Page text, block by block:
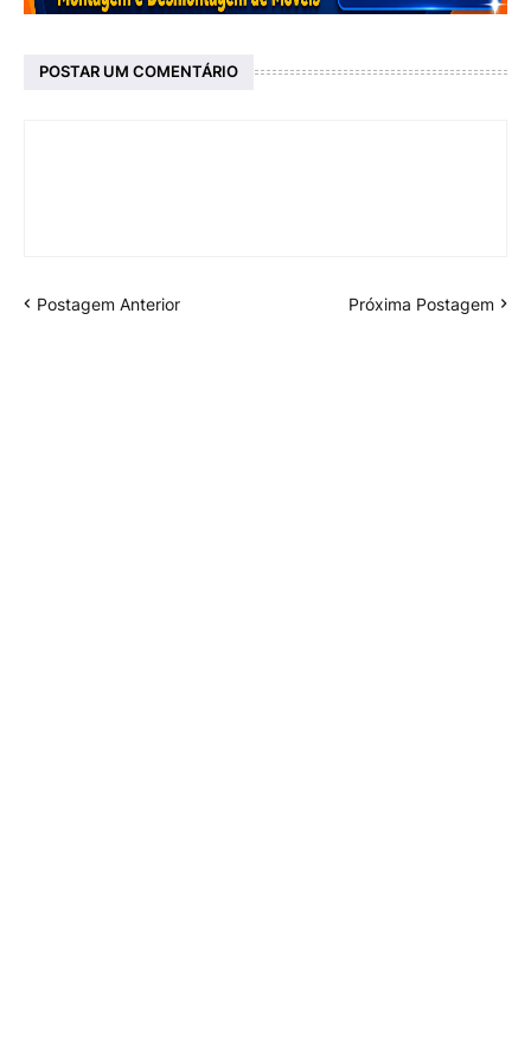
POSTAR UM COMENTÁRIO
Postagem Anterior Próxima Postagem